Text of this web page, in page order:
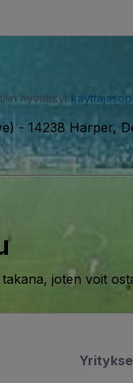
hyväksyt
- 14238 Harper,
joten voit